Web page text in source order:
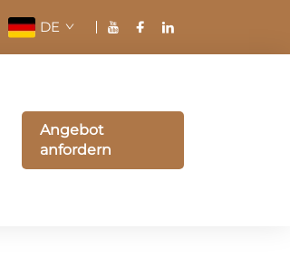
DE
Angebot
anfordern